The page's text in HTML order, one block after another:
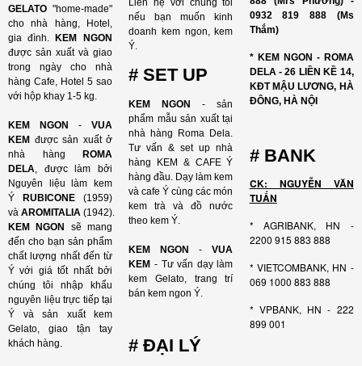
GELATO "home-made"
cho nhà hàng, Hotel,
gia đình.
KEM NGON
được sản xuất và giao
trong ngày cho nhà
hàng Cafe, Hotel 5 sao
với hộp khay 1-5 kg.
KEM NGON - VUA
KEM được sản xuất ở
nhà hàng
ROMA
DELA, được làm bởi
Nguyên liệu làm kem
Ý
RUBICONE (1959)
và AROMITALIA (1942).
KEM NGON
sẽ mang
đến cho bạn sản phẩm
chất lượng nhất đến từ
Ý với giá tốt nhất bởi
chúng tôi nhập khẩu
nguyên liệu trực tiếp tại
Ý và sản xuất kem
Gelato, giao tận tay
khách hàng.
Liên hệ với chúng tôi
nếu bạn muốn kinh
doanh kem ngon, kem
Ý.
# SET UP
KEM NGON
- sản
phẩm mẫu sản xuất tại
nhà hàng Roma Dela.
Tư vấn & set up nhà
hàng KEM & CAFE Ý
hàng đầu. Dạy làm kem
và cafe Ý cùng các món
kem trà và đồ nước
theo kem Ý.
KEM NGON-VUA
KEM - Tư vấn dạy làm
kem Gelato, trang trí
bán kem ngon Ý.
# ĐẠI LÝ
0932 819 888 (Ms
Thắm)
* KEM NGON - ROMA
DELA - 26 LIỀN KỀ 14,
KĐT MẬU LƯƠNG, HÀ
ĐÔNG, HÀ NỘI
# BANK
CK: NGUYỄN VĂN
TUẤN
* AGRIBANK, HN -
2200 915 883 888
* VIETCOMBANK, HN -
069 1000 883 888
* VPBANK, HN - 222
899 001